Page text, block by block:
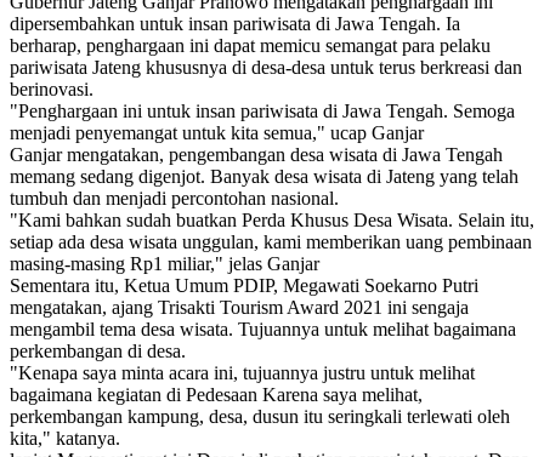
dipersembahkan untuk insan pariwisata di Jawa Tengah. Ia
berharap, penghargaan ini dapat memicu semangat para pelaku
pariwisata Jateng khususnya di desa-desa untuk terus berkreasi dan
berinovasi.
"Penghargaan ini untuk insan pariwisata di Jawa Tengah. Semoga
menjadi penyemangat untuk kita semua," ucap Ganjar
Ganjar mengatakan, pengembangan desa wisata di Jawa Tengah
memang sedang digenjot. Banyak desa wisata di Jateng yang telah
tumbuh dan menjadi percontohan nasional.
"Kami bahkan sudah buatkan Perda Khusus Desa Wisata. Selain itu,
setiap ada desa wisata unggulan, kami memberikan uang pembinaan
masing-masing Rp1 miliar," jelas Ganjar
Sementara itu, Ketua Umum PDIP, Megawati Soekarno Putri
mengatakan, ajang Trisakti Tourism Award 2021 ini sengaja
mengambil tema desa wisata. Tujuannya untuk melihat bagaimana
perkembangan di desa.
"Kenapa saya minta acara ini, tujuannya justru untuk melihat
bagaimana kegiatan di Pedesaan Karena saya melihat,
perkembangan kampung, desa, dusun itu seringkali terlewati oleh
kita," katanya.